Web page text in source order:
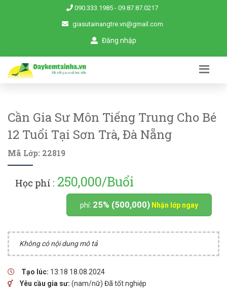
090.333.1985 - 09.87.87.0217
giasutainangtre.vn@gmail.com
Đăng nhập
Cần Gia Sư Môn Tiếng Trung Cho Bé
12 Tuổi Tại Sơn Trà, Đà Nẵng
Mã Lớp: 22819
Học phí : 250,000/Buổi
phí: 25% (500,000) Nhận lớp ngay
Không có nội dung mô tả
Tạo lúc: 13:18 18.08.2024
Yêu cầu gia sư: (nam/nữ) Đã tốt nghiệp